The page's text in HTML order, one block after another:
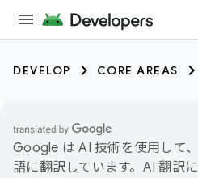
DEVELOP CORE AREAS
Google は AI 技術を使用して
語に翻訳しています。AI 翻訳